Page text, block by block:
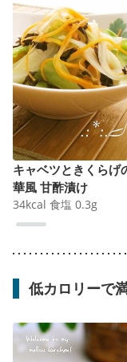
キャベツときくらげ
華風 甘酢漬け
34kcal 食塩 0.3g
低カロリーで